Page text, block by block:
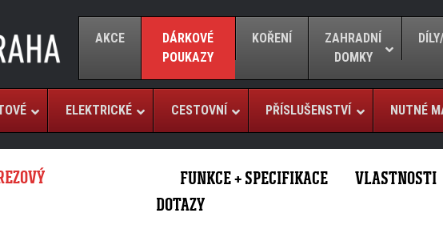
AKCE
DÁRKOVÉ
POUKAZY
KOŘENÍ
ZAHRADNÍ
DOMKY
ELEKTRICKÉ CESTOVNÍ PŘÍSLUŠENSTVÍ NUTNÉ
FUNKCE + SPECIFIKACE VLASTNOSTI
DOTAZY